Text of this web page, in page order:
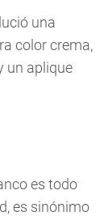
una
color crema,
un aplique
es todo
es sinónimo